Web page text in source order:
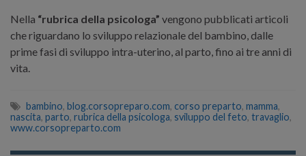
Nella “rubrica della psicologa” vengono pubblicati articoli
che riguardano lo sviluppo relazionale del bambino, dalle
prime fasi di sviluppo intra-uterino, al parto, fino ai tre anni di
vita.
bambino, blog.corsopreparo.com, corso preparto, mamma,
nascita, parto, rubrica della psicologa, sviluppo del feto, travaglio,
www.corsopreparto.com